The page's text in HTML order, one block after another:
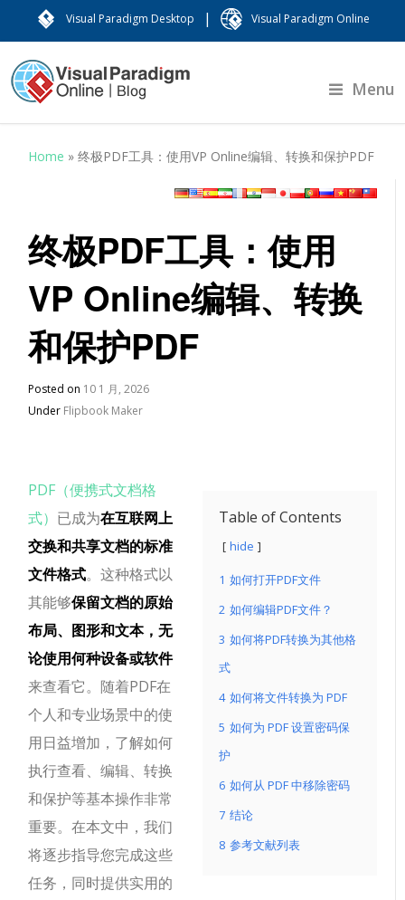
Visual Paradigm Desktop | Visual Paradigm Online
Menu
Home »终极PDF工具：使用VP Online编辑、转换和保护PDF
终极PDF工具：使用
VP Online编辑、转换
和保护PDF
Posted on 10 1 月, 2026
Under Flipbook Maker
Table of Contents
hide
1 如何打开PDF文件
2 如何编辑PDF文件？
3 如何将PDF转换为其他格
式
4 如何将文件转换为 PDF
5 如何为 PDF 设置密码保
护
6 如何从 PDF 中移除密码
7 结论
8 参考文献列表
PDF（便携式文档格
式） 已成为在互联网上
交换和共享文档的标准
文件格式。这种格式以
其能够保留文档的原始
布局、图形和文本，无
论使用何种设备或软件
来查看它。随着PDF在
个人和专业场景中的使
用日益增加，了解如何
执行查看、编辑、转换
和保护等基本操作非常
重要。在本文中，我们
将逐步指导您完成这些
任务，同时提供实用的